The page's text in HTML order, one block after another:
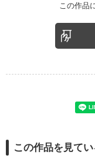
この作品
この作品を見て